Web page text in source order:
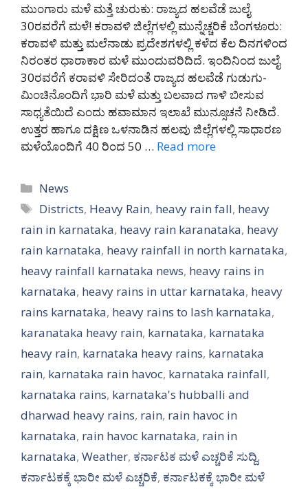
ಮುಂಗಾರು ಮಳೆ ಮತ್ತೆ ಚುರುಕು: ರಾಜ್ಯದ ಹಲವೆಡೆ ಜುಲೈ
30ರವರೆಗೆ ಮಳೆ! ಕರಾವಳಿ ಜಿಲ್ಲೆಗಳಲ್ಲಿ ಮುನ್ನೆಚ್ಚರಿಕೆ ಬೆಂಗಳೂರು:
ಕರಾವಳಿ ಮತ್ತು ಮಲೆನಾಡು ಪ್ರದೇಶಗಳಲ್ಲಿ ಕಳೆದ ಕೆಲ ದಿನಗಳಿಂದ
ನಿರಂತರ ಧಾರಾಕಾರ ಮಳೆ ಮುಂದುವರಿದಿದೆ. ಇಂದಿನಿಂದ ಜುಲೈ
30ರವರೆಗೆ ಕರಾವಳಿ ಸೇರಿದಂತೆ ರಾಜ್ಯದ ಹಲವೆಡೆ ಗುಡುಗು-
ಮಿಂಚಿನೊಂದಿಗೆ ಭಾರಿ ಮಳೆ ಮತ್ತು ಬಲವಾದ ಗಾಳಿ ಬೀಸುವ
ಸಾಧ್ಯತೆಯಿದೆ ಎಂದು ಹವಾಮಾನ ಇಲಾಖೆ ಮುನ್ಸೂಚನೆ ನೀಡಿದೆ.
ಉತ್ತರ ಹಾಗೂ ದಕ್ಷಿಣ ಒಳನಾಡಿನ ಹಲವು ಜಿಲ್ಲೆಗಳಲ್ಲಿ ಸಾಧಾರಣ
ಮಳೆಯೊಂದಿಗೆ 40 ರಿಂದ 50 … Read more
Categories
News
Tags
Districts, Heavy Rain, heavy rain fall, heavy
rain in karnataka, heavy rain karanataka, heavy
rain karnataka, heavy rainfall in north karnataka,
heavy rainfall karnataka news, heavy rains in
karnataka, heavy rains in uttar karnataka, heavy
rains karnataka, heavy rains to lash karnataka,
karanataka heavy rain, karnataka, karnataka
heavy rain, karnataka heavy rains, karnataka
rain, karnataka rain havoc, karnataka rainfall,
karnataka rains, karnataka's hubballi and
dharwad heavy rains, rain, rain havoc in
karnataka, rain havoc karnataka, rain in
karnataka, Weather, ಕರ್ನಾಟಕ ಮಳೆ ಎಚ್ಚರಿಕೆ ಸುದ್ದಿ,
ಕರ್ನಾಟಕಕ್ಕೆ ಭಾರೀ ಮಳೆ ಎಚ್ಚರಿಕೆ, ಕರ್ನಾಟಕಕ್ಕೆ ಭಾರೀ ಮಳೆ